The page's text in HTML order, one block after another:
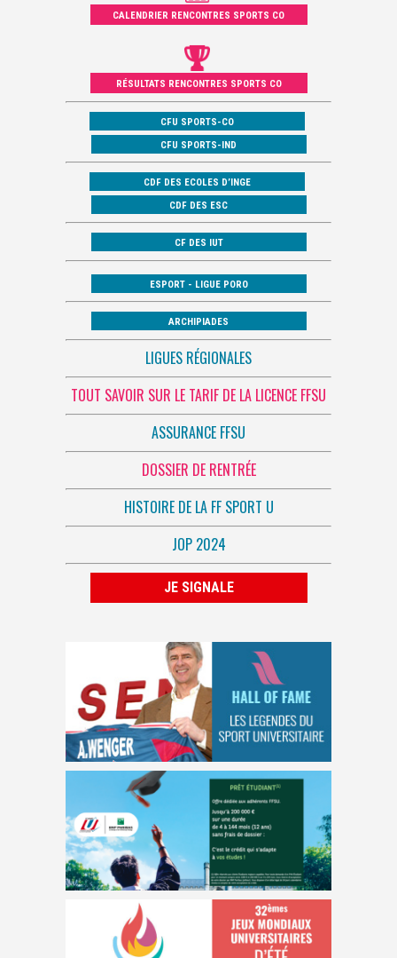
CALENDRIER RENCONTRES SPORTS CO
RÉSULTATS RENCONTRES SPORTS CO
CFU SPORTS-CO
CFU SPORTS-IND
CDF DES ECOLES D’INGE
CDF DES ESC
CF DES IUT
ESPORT - LIGUE PORO
ARCHIPIADES
LIGUES RÉGIONALES
TOUT SAVOIR SUR LE TARIF DE LA LICENCE FFSU
ASSURANCE FFSU
DOSSIER DE RENTRÉE
HISTOIRE DE LA FF SPORT U
JOP 2024
JE SIGNALE